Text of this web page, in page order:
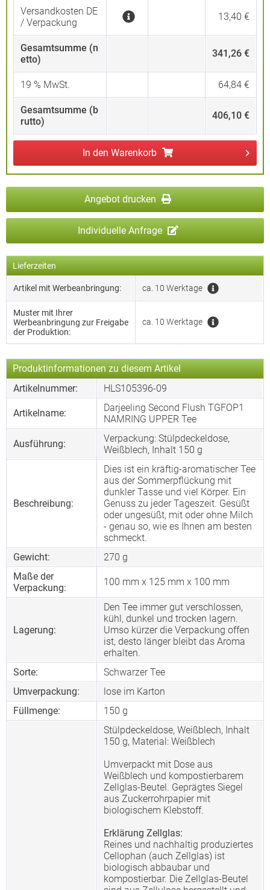
Versandkosten DE
/ Verpackung
13,40 €
Gesamtsumme (n
etto)
341,26 €
19 % MwSt. 64,84 €
Gesamtsumme (b
rutto)
406,10 €
In den Warenkorb
Angebot drucken
Individuelle Anfrage
Lieferzeiten
Artikel mit Werbeanbringung: ca. 10 Werktage
Muster mit Ihrer
Werbeanbringung zur Freigabe
der Produktion:
ca. 10 Werktage
Produktinformationen zu diesem Artikel
Artikelnummer:
HLS105396-09
Artikelname:
Darjeeling Second Flush TGFOP1
NAMRING UPPER Tee
Ausführung:
Verpackung: Stülpdeckeldose,
Weißblech, Inhalt 150 g
Beschreibung:
Dies ist ein kräftig-aromatischer Tee
aus der Sommerpflückung mit
dunkler Tasse und viel Körper. Ein
Genuss zu jeder Tageszeit. Gesüßt
oder ungesüßt, mit oder ohne Milch
- genau so, wie es Ihnen am besten
schmeckt.
Gewicht:
270 g
Maße der
Verpackung:
100 mm x 125 mm x 100 mm
Lagerung:
Den Tee immer gut verschlossen,
kühl, dunkel und trocken lagern.
Umso kürzer die Verpackung offen
ist, desto länger bleibt das Aroma
erhalten.
Sorte:
Schwarzer Tee
Umverpackung:
lose im Karton
Füllmenge:
150 g
Stülpdeckeldose, Weißblech, Inhalt
150 g, Material: Weißblech
Umverpackt mit Dose aus
Weißblech und kompostierbarem
Zellglas-Beutel. Geprägtes Siegel
aus Zuckerrohrpapier mit
biologischem Klebstoff.
Erklärung Zellglas:
Reines und nachhaltig produziertes
Cellophan (auch Zellglas) ist
biologisch abbaubar und
kompostierbar. Die Zellglas-Beutel